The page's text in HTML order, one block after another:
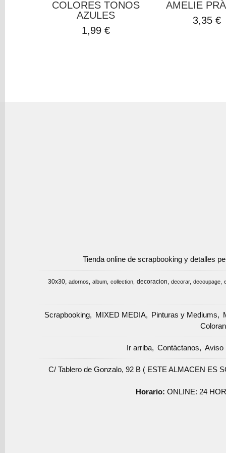
COLORES TONOS
AZULES
1,99 €
AMELIE
3,35 €
Tienda online de scrapbooking y detalles
30x30 adornos album collection decoracion decorar decoupage
Scrapbooking MIXED MEDIA Pinturas y Mediums
Ir arriba Contáctanos Aviso
C/ Tablero de Gonzalo, 92 B ( ESTE ALMACEN ES
Horario:ONLINE: 24